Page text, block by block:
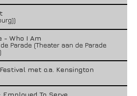
- Who I Am
Parade (Theater aan de Parade
met o.a. Kensington
Employed To Serve